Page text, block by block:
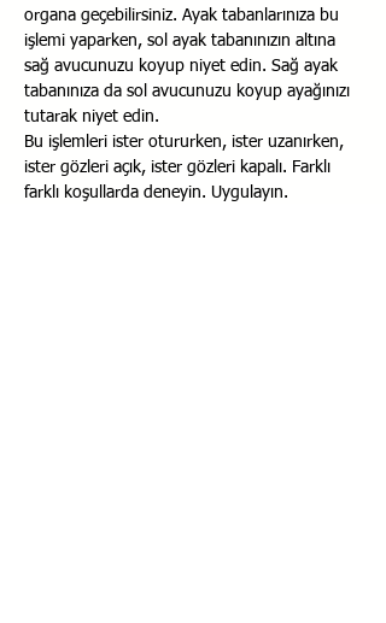
organa geçebilirsiniz. Ayak tabanlarınıza bu
işlemi yaparken, sol ayak tabanınızın altına
sağ avucunuzu koyup niyet edin. Sağ ayak
tabanınıza da sol avucunuzu koyup ayağınızı
tutarak niyet edin.
Bu işlemleri ister otururken, ister uzanırken,
ister gözleri açık, ister gözleri kapalı. Farklı
farklı koşullarda deneyin. Uygulayın.